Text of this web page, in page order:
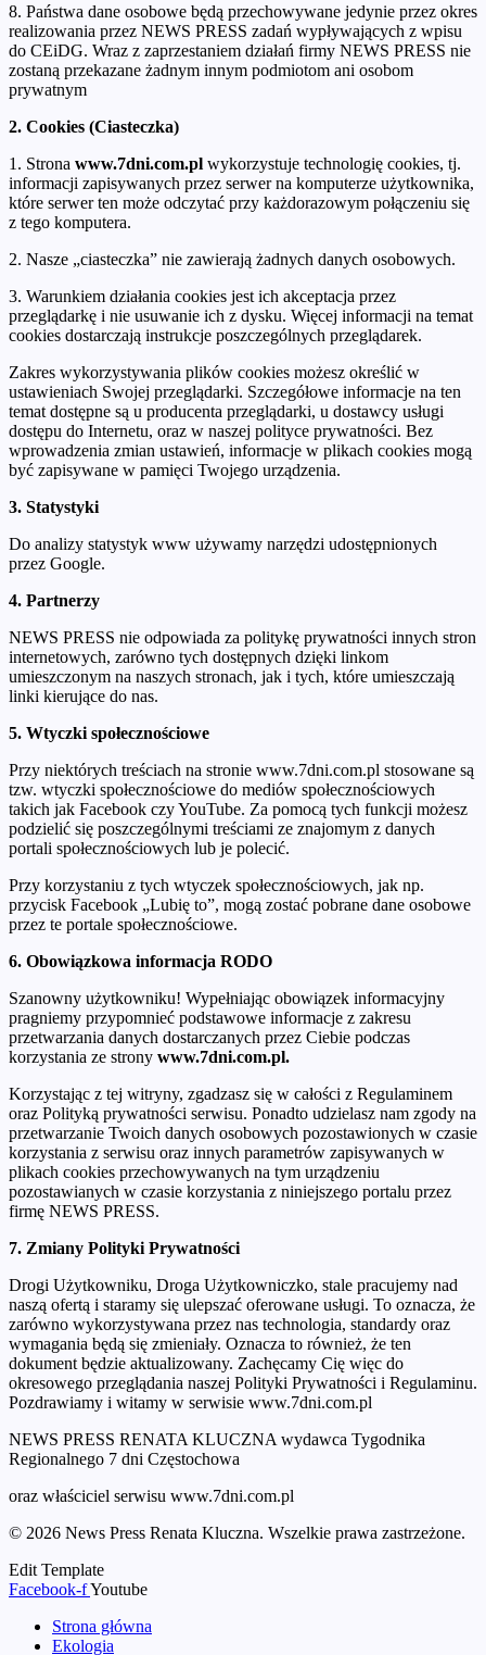
8. Państwa dane osobowe będą przechowywane jedynie przez okres
realizowania przez NEWS PRESS zadań wypływających z wpisu
do CEiDG. Wraz z zaprzestaniem działań firmy NEWS PRESS nie
zostaną przekazane żadnym innym podmiotom ani osobom
prywatnym
2. Cookies (Ciasteczka)
1. Strona www.7dni.com.pl wykorzystuje technologię cookies, tj.
informacji zapisywanych przez serwer na komputerze użytkownika,
które serwer ten może odczytać przy każdorazowym połączeniu się
z tego komputera.
2. Nasze „ciasteczka” nie zawierają żadnych danych osobowych.
3. Warunkiem działania cookies jest ich akceptacja przez
przeglądarkę i nie usuwanie ich z dysku. Więcej informacji na temat
cookies dostarczają instrukcje poszczególnych przeglądarek.
Zakres wykorzystywania plików cookies możesz określić w
ustawieniach Swojej przeglądarki. Szczegółowe informacje na ten
temat dostępne są u producenta przeglądarki, u dostawcy usługi
dostępu do Internetu, oraz w naszej polityce prywatności. Bez
wprowadzenia zmian ustawień, informacje w plikach cookies mogą
być zapisywane w pamięci Twojego urządzenia.
3. Statystyki
Do analizy statystyk www używamy narzędzi udostępnionych
przez Google.
4. Partnerzy
NEWS PRESS nie odpowiada za politykę prywatności innych stron
internetowych, zarówno tych dostępnych dzięki linkom
umieszczonym na naszych stronach, jak i tych, które umieszczają
linki kierujące do nas.
5. Wtyczki społecznościowe
Przy niektórych treściach na stronie www.7dni.com.pl stosowane są
tzw. wtyczki społecznościowe do mediów społecznościowych
takich jak Facebook czy YouTube. Za pomocą tych funkcji możesz
podzielić się poszczególnymi treściami ze znajomym z danych
portali społecznościowych lub je polecić.
Przy korzystaniu z tych wtyczek społecznościowych, jak np.
przycisk Facebook „Lubię to”, mogą zostać pobrane dane osobowe
przez te portale społecznościowe.
6. Obowiązkowa informacja RODO
Szanowny użytkowniku! Wypełniając obowiązek informacyjny
pragniemy przypomnieć podstawowe informacje z zakresu
przetwarzania danych dostarczanych przez Ciebie podczas
korzystania ze strony www.7dni.com.pl.
Korzystając z tej witryny, zgadzasz się w całości z Regulaminem
oraz Polityką prywatności serwisu. Ponadto udzielasz nam zgody na
przetwarzanie Twoich danych osobowych pozostawionych w czasie
korzystania z serwisu oraz innych parametrów zapisywanych w
plikach cookies przechowywanych na tym urządzeniu
pozostawianych w czasie korzystania z niniejszego portalu przez
firmę NEWS PRESS.
7. Zmiany Polityki Prywatności
Drogi Użytkowniku, Droga Użytkowniczko, stale pracujemy nad
naszą ofertą i staramy się ulepszać oferowane usługi. To oznacza, że
zarówno wykorzystywana przez nas technologia, standardy oraz
wymagania będą się zmieniały. Oznacza to również, że ten
dokument będzie aktualizowany. Zachęcamy Cię więc do
okresowego przeglądania naszej Polityki Prywatności i Regulaminu.
Pozdrawiamy i witamy w serwisie www.7dni.com.pl
NEWS PRESS RENATA KLUCZNA wydawca Tygodnika
Regionalnego 7 dni Częstochowa
oraz właściciel serwisu www.7dni.com.pl
© 2026 News Press Renata Kluczna. Wszelkie prawa zastrzeżone.
Edit Template
Facebook-fYoutube
Strona główna
Ekologia